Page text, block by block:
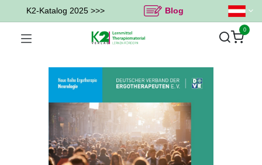
K2-Katalog 2025 >>> Blog
0